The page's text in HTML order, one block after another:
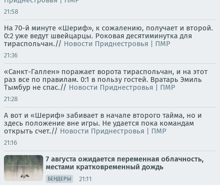
21:58
На 70-й минуте «Шериф», к сожалению, получает и второй.
0:2 уже ведут швейцарцы. Роковая десятиминутка для
тираспольчан.// Новости Приднестровья | ПМР
21:36
«Санкт-Галлен» поражает ворота тираспольчан, и на этот
раз все по правилам. 0:1 в пользу гостей. Вратарь Эмиль
Тымбур не спас.// Новости Приднестровья | ПМР
21:28
А вот и «Шериф» забивает в начале второго тайма, но и
здесь положение вне игры. Не удается пока командам
открыть счет.// Новости Приднестровья | ПМР
21:16
7 августа ожидается переменная облачность,
местами кратковременный дождь
БЕНДЕРЫ 21:11